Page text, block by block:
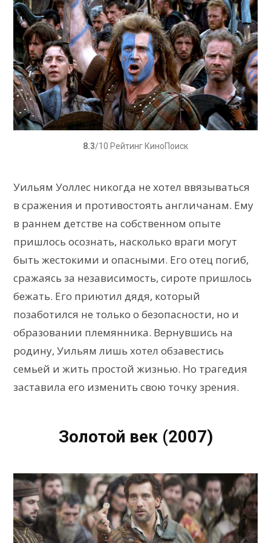
8.3/10 Рейтинг КиноПоиск
Уильям Уоллес никогда не хотел ввязываться
в сражения и противостоять англичанам. Ему
в раннем детстве на собственном опыте
пришлось осознать, насколько враги могут
быть жестокими и опасными. Его отец погиб,
сражаясь за независимость, сироте пришлось
бежать. Его приютил дядя, который
позаботился не только о безопасности, но и
образовании племянника. Вернувшись на
родину, Уильям лишь хотел обзавестись
семьей и жить простой жизнью. Но трагедия
заставила его изменить свою точку зрения.
Золотой век (2007)